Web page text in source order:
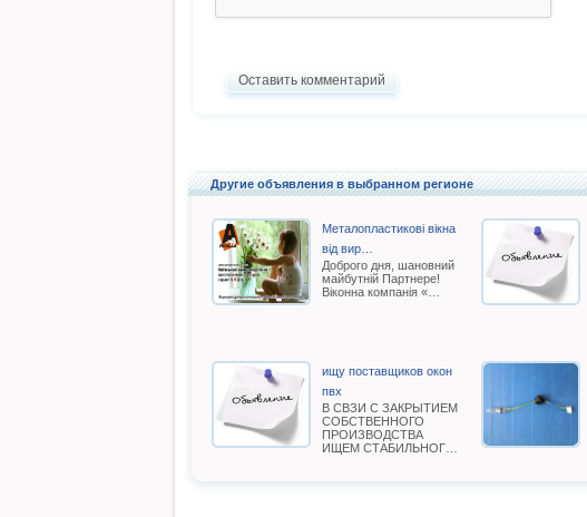
Оставить комментарий
Другие объявления в выбранном регионе
Металопластикові вікна
від вир…
Доброго дня, шановний
майбутній Партнере!
Віконна компанія «…
ищу поставщиков окон
пвх
В СВЗИ С ЗАКРЫТИЕМ
СОБСТВЕННОГО
ПРОИЗВОДСТВА
ИЩЕМ СТАБИЛЬНОГ…